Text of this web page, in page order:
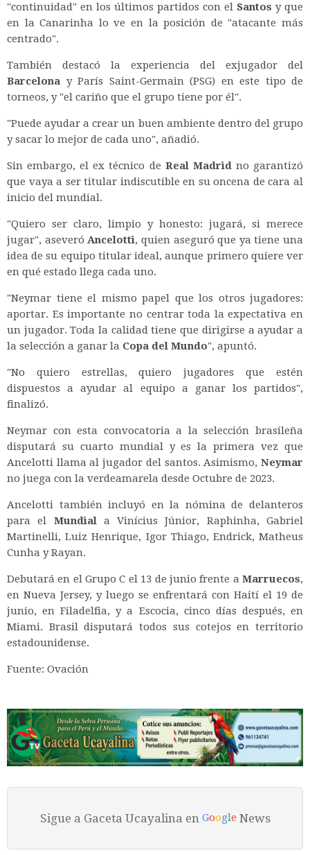
"continuidad" en los últimos partidos con el Santos y que
en la Canarinha lo ve en la posición de "atacante más
centrado".
También destacó la experiencia del exjugador del
Barcelona y París Saint-Germain (PSG) en este tipo de
torneos, y "el cariño que el grupo tiene por él".
"Puede ayudar a crear un buen ambiente dentro del grupo
y sacar lo mejor de cada uno", añadió.
Sin embargo, el ex técnico de Real Madridno garantizó
que vaya a ser titular indiscutible en su oncena de cara al
inicio del mundial.
"Quiero ser claro, limpio y honesto: jugará, si merece
jugar", aseveróAncelotti, quien aseguró que ya tiene una
idea de su equipo titular ideal, aunque primero quiere ver
en qué estado llega cada uno.
"Neymar tiene el mismo papel que los otros jugadores:
aportar. Es importante no centrar toda la expectativa en
un jugador. Toda la calidad tiene que dirigirse a ayudar a
la selección a ganar la Copa del Mundo", apuntó.
"No quiero estrellas, quiero jugadores que estén
dispuestos a ayudar al equipo a ganar los partidos",
finalizó.
Neymar con esta convocatoria a la selección brasileña
disputará su cuarto mundial y es la primera vez que
Ancelotti llama al jugador del santos. Asimismo, Neymar
no juega con la verdeamarela desde Octubre de 2023.
Ancelotti también incluyó en la nómina de delanteros
para el Mundiala Vinícius Júnior, Raphinha, Gabriel
Martinelli, Luiz Henrique, Igor Thiago, Endrick, Matheus
Cunha y Rayan.
Debutará en el Grupo C el 13 de junio frente a Marruecos,
en Nueva Jersey, y luego se enfrentará con Haití el 19 de
junio, en Filadelfia, y a Escocia, cinco días después, en
Miami. Brasil disputará todos sus cotejos en territorio
estadounidense.
Fuente: Ovación
Sigue a Gaceta Ucayalina en Google News